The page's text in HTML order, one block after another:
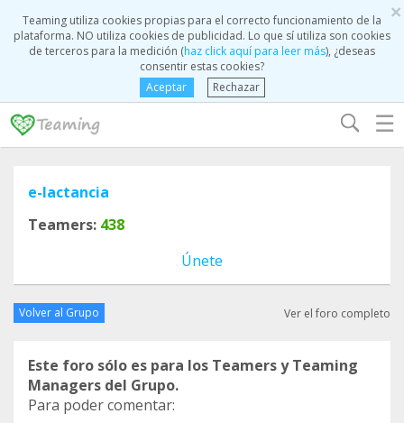
×
Teaming utiliza cookies propias para el correcto funcionamiento de la
plataforma. NO utiliza cookies de publicidad. Lo que sí utiliza son cookies
de terceros para la medición (haz click aquí para leer más), ¿deseas
consentir estas cookies?
Aceptar
Rechazar
☰
e-lactancia
Teamers: 438
Únete
Volver al Grupo Ver el foro completo
Este foro sólo es para los Teamers y Teaming
Managers del Grupo.
Para poder comentar: